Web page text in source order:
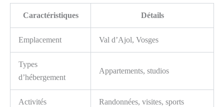
Caractéristiques Détails
Emplacement Val d’Ajol, Vosges
Types
d’hébergement
Appartements, studios
Activités Randonnées, visites, sports